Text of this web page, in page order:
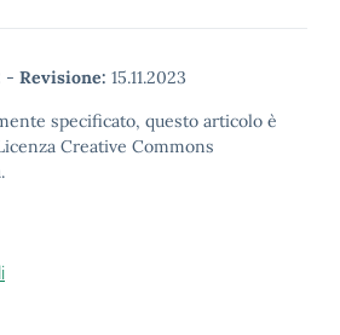
- Revisione: 15.11.2023
specificato, questo articolo è
Creative Commons